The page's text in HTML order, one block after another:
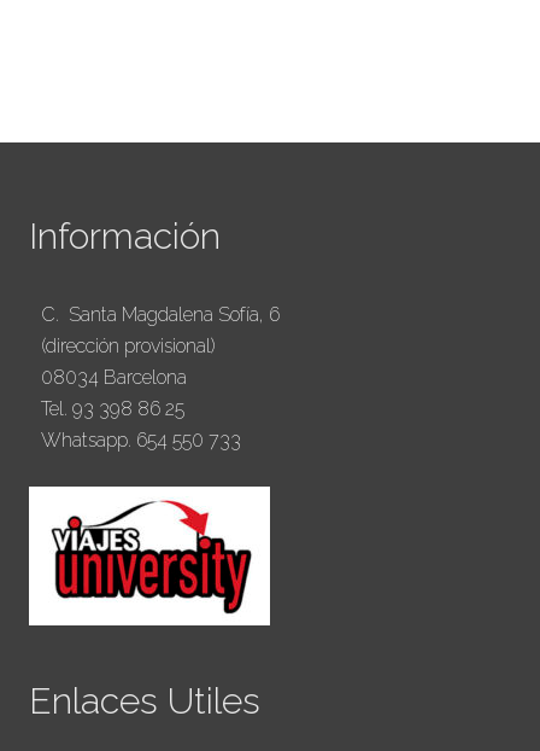
Información
C. Santa Magdalena Sofía, 6
(dirección provisional)
08034 Barcelona
Tel. 93 398 86 25
Whatsapp. 654 550 733
Enlaces Utiles